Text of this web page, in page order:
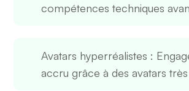
compétences techniques
Avatars hyperréalistes :
accru grâce à des avatars